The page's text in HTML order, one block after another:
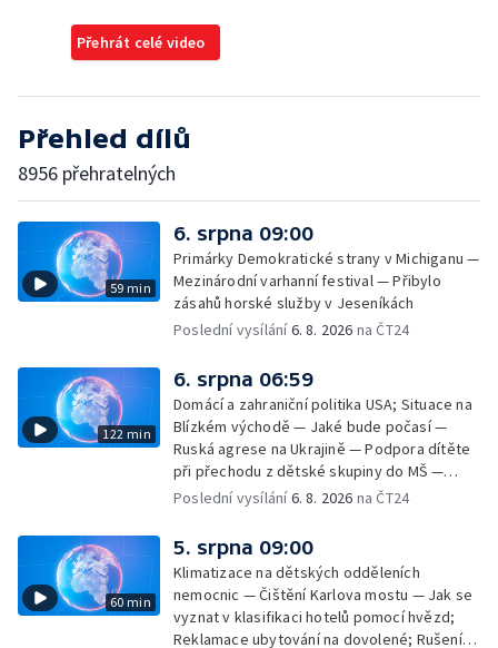
Přehrát celé video
Přehled dílů
8956 přehratelných
59 min
6. srpna 09:00
Primárky Demokratické strany v Michiganu —
Mezinárodní varhanní festival — Přibylo
zásahů horské služby v Jeseníkách
Poslední vysílání6. 8. 2026 na ČT24
122 min
6. srpna 06:59
Domácí a zahraniční politika USA; Situace na
Blízkém východě — Jaké bude počasí —
Ruská agrese na Ukrajině — Podpora dítěte
při přechodu z dětské skupiny do MŠ —
Filmové premiéry týdne — Dvě deci tuše v
rakovinu prsu
Poslední vysílání6. 8. 2026 na ČT24
60 min
5. srpna 09:00
Klimatizace na dětských odděleních
nemocnic — Čištění Karlova mostu — Jak se
vyznat v klasifikaci hotelů pomocí hvězd;
Reklamace ubytování na dovolené; Rušení